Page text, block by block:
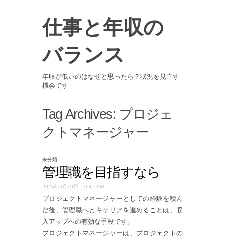
仕事と年収の
バランス
年収が低いのはなぜと思ったら？状況を見直す
機会です
Tag Archives: プロジェ
クトマネージャー
未分類
管理職を目指すなら
2024年9月10日 – 9:47 AM
プロジェクトマネージャーとしての経験を積ん
だ後、管理職へとキャリアを進めることは、収
入アップへの有効な手段です。
プロジェクトマネージャーは、プロジェクトの